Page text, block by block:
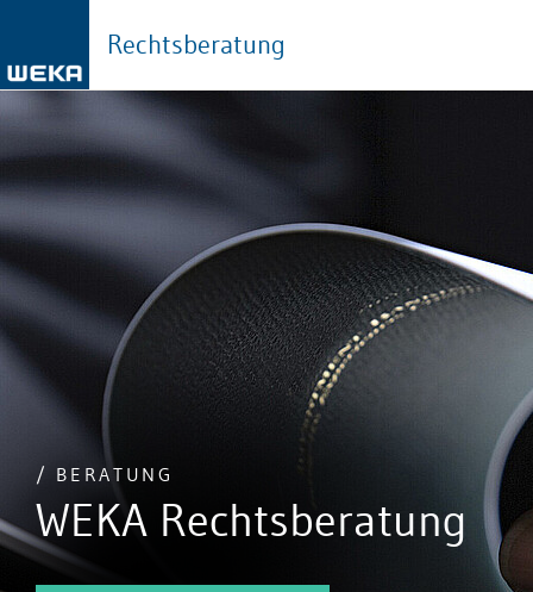
Rechtsberatung
/ BERATUNG
WEKA Rechtsberatung